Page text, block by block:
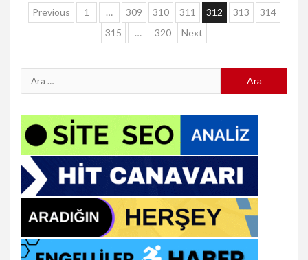
Yazı
sayfalaması
Previous 1 … 309 310 311 312 313
314
315
… 320 Next
Arama: